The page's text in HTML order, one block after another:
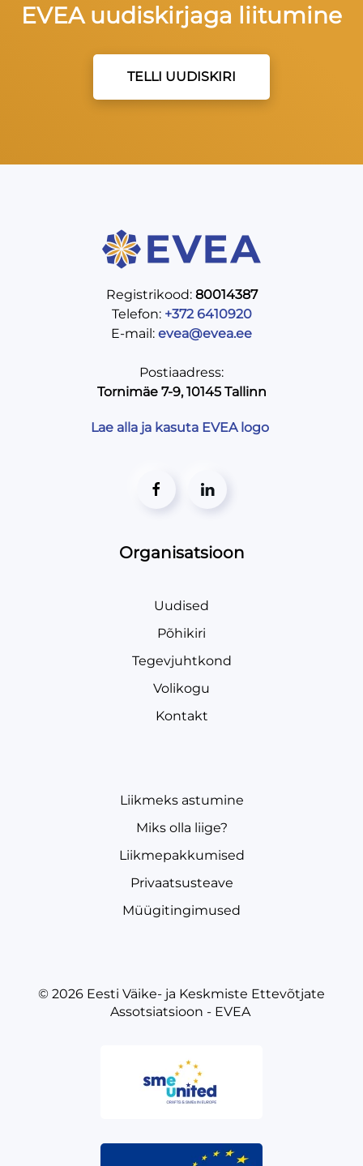
EVEA uudiskirjaga liitumine
TELLI UUDISKIRI
Registrikood: 80014387
Telefon: +372 6410920
E-mail: evea@evea.ee
Postiaadress:
Tornimäe 7-9, 10145 Tallinn
Lae alla ja kasuta EVEA logo
Organisatsioon
Uudised
Põhikiri
Tegevjuhtkond
Volikogu
Kontakt
Liikmeks astumine
Miks olla liige?
Liikmepakkumised
Privaatsusteave
Müügitingimused
© 2026 Eesti Väike- ja Keskmiste Ettevõtjate
Assotsiatsioon - EVEA